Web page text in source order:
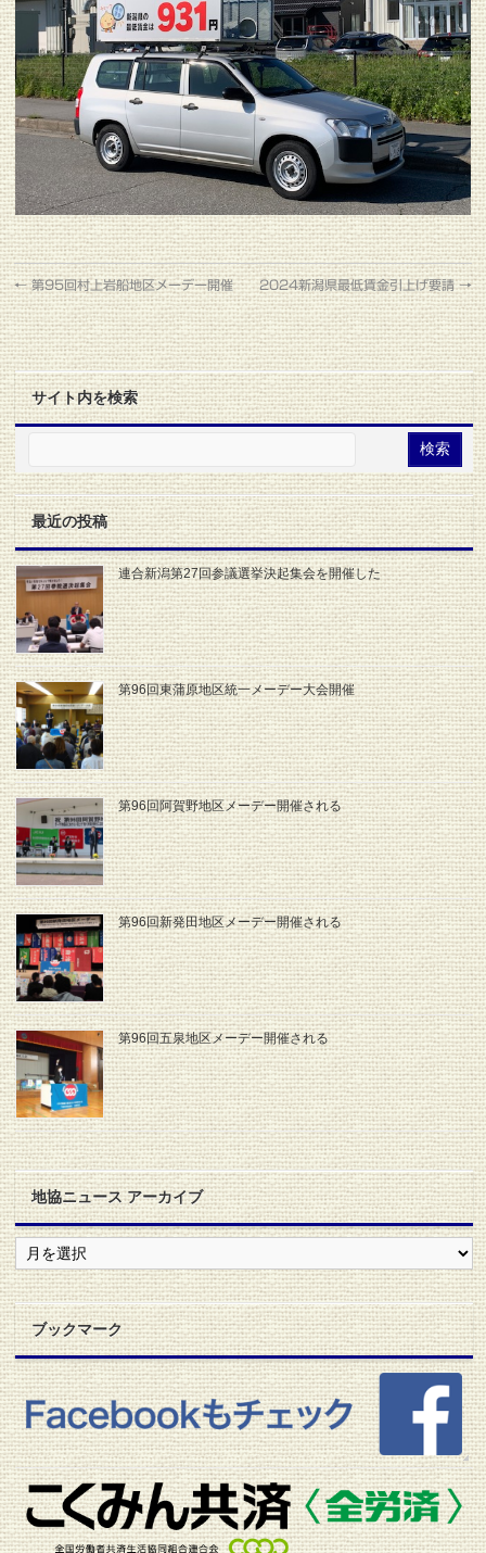
←第95回村上岩船地区メーデー開催 2024新潟県最低賃金引上げ要請→
サイト内を検索
最近の投稿
連合新潟第27回参議選挙決起集会を開催した
第96回東蒲原地区統一メーデー大会開催
第96回阿賀野地区メーデー開催される
第96回新発田地区メーデー開催される
第96回五泉地区メーデー開催される
地協ニュース アーカイブ
地
協
ニ
ュ
ー
ス
ア
ー
カ
イ
ブ
ブックマーク